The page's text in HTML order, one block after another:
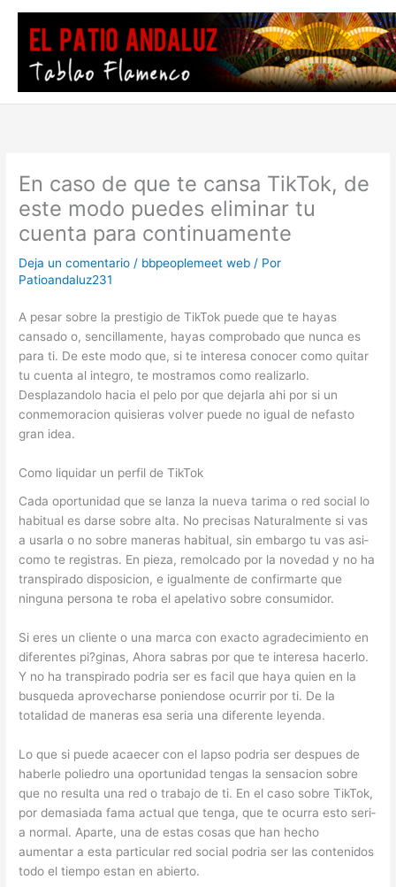
contenido
En caso de que te cansa TikTok, de
este modo puedes eliminar tu
cuenta para continuamente
Deja un comentario / bbpeoplemeet web / Por
Patioandaluz231
A pesar sobre la prestigio de TikTok puede que te hayas
cansado o, sencillamente, hayas comprobado que nunca es
para ti. De este modo que, si te interesa conocer como quitar
tu cuenta al integro, te mostramos como realizarlo.
Desplazandolo hacia el pelo por que dejarla ahi por si un
conmemoracion quisieras volver puede no igual de nefasto
gran idea.
Como liquidar un perfil de TikTok
Cada oportunidad que se lanza la nueva tarima o red social lo
habitual es darse sobre alta. No precisas Naturalmente si vas
a usarla o no sobre maneras habitual, sin embargo tu vas asi­
como te registras. En pieza, remolcado por la novedad y no ha
transpirado disposicion, e igualmente de confirmarte que
ninguna persona te roba el apelativo sobre consumidor.
Si eres un cliente o una marca con exacto agradecimiento en
diferentes pi?ginas, Ahora sabras por que te interesa hacerlo.
Y no ha transpirado podri­a ser es facil que haya quien en la
busqueda aprovecharse poniendose ocurrir por ti. De la
totalidad de maneras esa seri­a una diferente leyenda.
Lo que si puede acaecer con el lapso podri­a ser despues de
haberle poliedro una oportunidad tengas la sensacion sobre
que no resulta una red o trabajo de ti. En el caso sobre TikTok,
por demasiada fama actual que tenga, que te ocurra esto seri­
a normal. Aparte, una de estas cosas que han hecho
aumentar a esta particular red social podri­a ser las contenidos
todo el tiempo estan en abierto.